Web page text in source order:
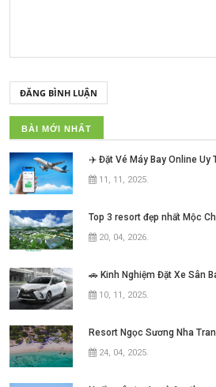
ĐĂNG BÌNH LUẬN
BÀI MỚI NHẤT
11, 11, 2025.
20, 04, 2026.
10, 11, 2025.
24, 04, 2025.